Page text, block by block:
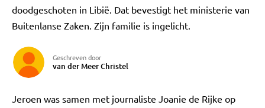
doodgeschoten in Libië. Dat bevestigt het ministerie van
Buitenlanse Zaken. Zijn familie is ingelicht.
Geschreven door
van der Meer Christel
Jeroen was samen met journaliste Joanie de Rijke op